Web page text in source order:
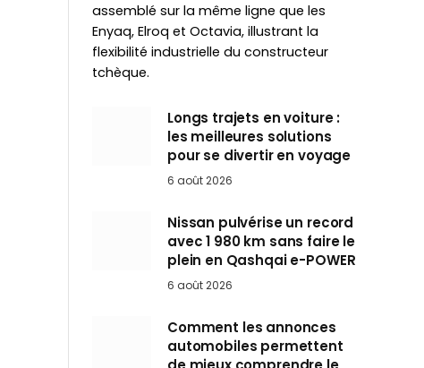
assemblé sur la même ligne que les
Enyaq, Elroq et Octavia, illustrant la
flexibilité industrielle du constructeur
tchèque.
Longs trajets en voiture :
les meilleures solutions
pour se divertir en voyage
6 août 2026
Nissan pulvérise un record
avec 1 980 km sans faire le
plein en Qashqai e-POWER
6 août 2026
Comment les annonces
automobiles permettent